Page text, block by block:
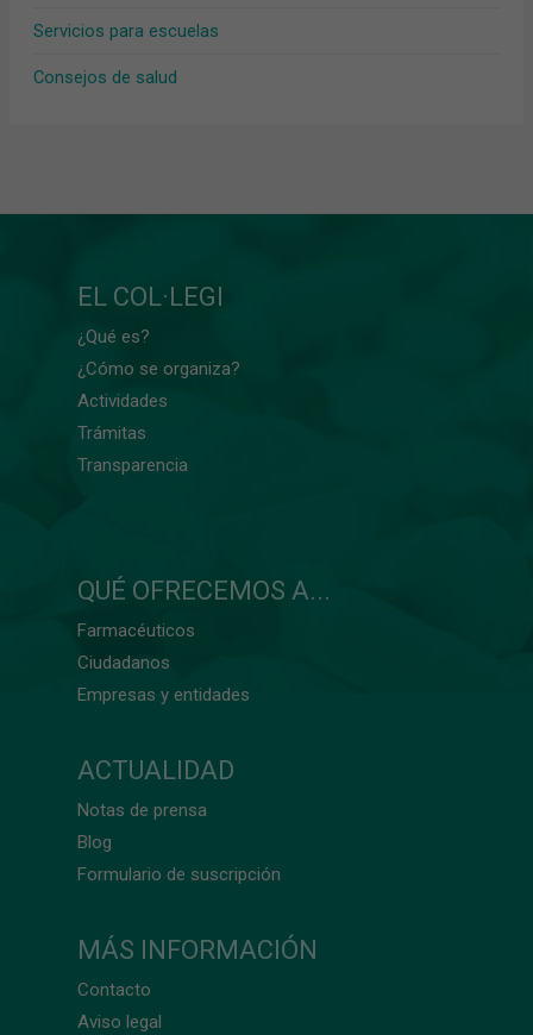
Servicios para escuelas
Consejos de salud
EL COL·LEGI
¿Qué es?
¿Cómo se organiza?
Actividades
Trámitas
Transparencia
QUÉ OFRECEMOS A...
Farmacéuticos
Ciudadanos
Empresas y entidades
ACTUALIDAD
Notas de prensa
Blog
Formulario de suscripción
MÁS INFORMACIÓN
Contacto
Aviso legal